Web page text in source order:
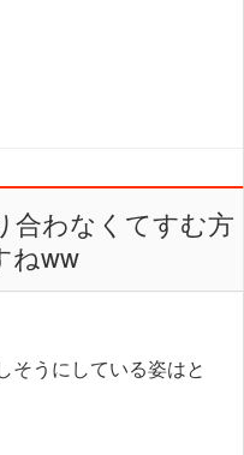
合わなくてすむ方
ねww
そうにしている姿はと